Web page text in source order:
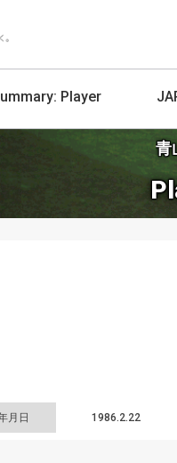
Player
青
月日 1986.2.22